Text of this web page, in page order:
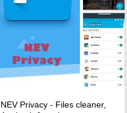
NEV Privacy - Files cleaner,